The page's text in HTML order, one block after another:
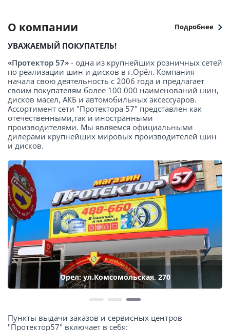
О компании Подробнее
Орел: ул.Комсомольская, 270
УВАЖАЕМЫЙ ПОКУПАТЕЛЬ!
«Протектор 57» - одна из крупнейших розничных сетей
по реализации шин и дисков в г.Орёл. Компания
начала свою деятельность с 2006 года и предлагает
своим покупателям более 100 000 наименований шин,
дисков масел, АКБ и автомобильных аксессуаров.
Ассортимент сети "Протектора 57" представлен как
отечественными,так и иностранными
производителями. Мы являемся официальными
дилерами крупнейших мировых производителей шин
и дисков.
Пункты выдачи заказов и сервисных центров
"Протектор57" включает в себя: